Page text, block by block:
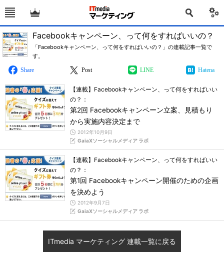
Facebookキャンペーン、って何をすればいいの？
「Facebookキャンペーン、って何をすればいいの？」の連載記事一覧で
す。
Share
Post LINE Hatena
【連載】Facebookキャンペーン、って何をすればいい
の？：
第2回 Facebookキャンペーン立案、見積もり
から実施内容決定まで
2012年10月9日
GaiaXソーシャルメディア ラボ
【連載】Facebookキャンペーン、って何をすればいい
の？：
第1回 Facebookキャンペーン開催のための企画
を決めよう
2012年9月7日
GaiaXソーシャルメディア ラボ
ITmedia マーケティング 連載一覧に戻る